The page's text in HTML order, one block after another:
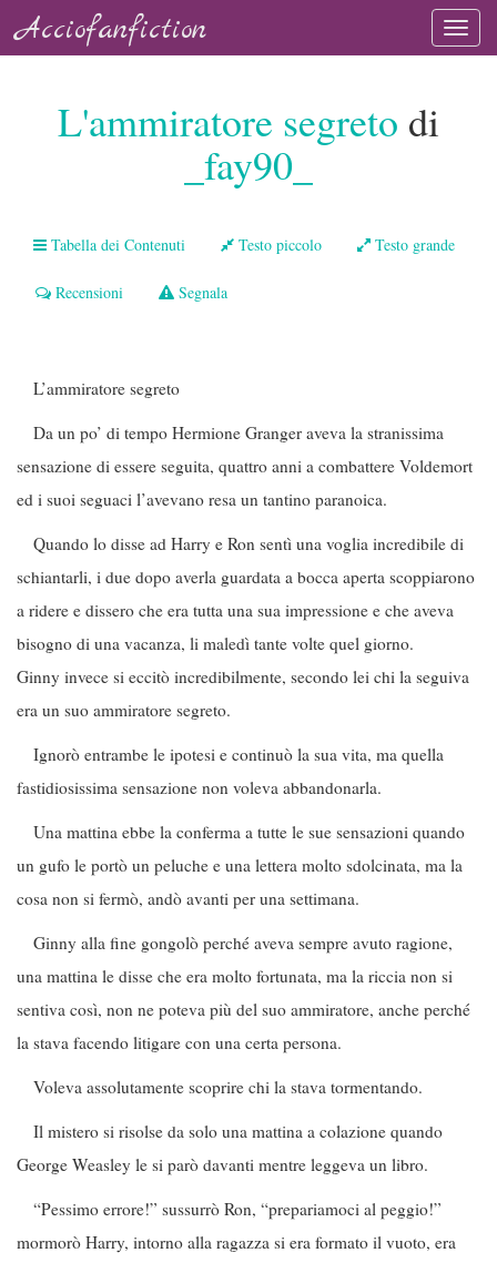
Acciofanfiction
L'ammiratore segreto di
_fay90_
Tabella dei Contenuti Testo piccolo Testo grande
Recensioni Segnala
L’ammiratore segreto
Da un po’ di tempo Hermione Granger aveva la stranissima
sensazione di essere seguita, quattro anni a combattere Voldemort
ed i suoi seguaci l’avevano resa un tantino paranoica.
Quando lo disse ad Harry e Ron sentì una voglia incredibile di
schiantarli, i due dopo averla guardata a bocca aperta scoppiarono
a ridere e dissero che era tutta una sua impressione e che aveva
bisogno di una vacanza, li maledì tante volte quel giorno.
Ginny invece si eccitò incredibilmente, secondo lei chi la seguiva
era un suo ammiratore segreto.
Ignorò entrambe le ipotesi e continuò la sua vita, ma quella
fastidiosissima sensazione non voleva abbandonarla.
Una mattina ebbe la conferma a tutte le sue sensazioni quando
un gufo le portò un peluche e una lettera molto sdolcinata, ma la
cosa non si fermò, andò avanti per una settimana.
Ginny alla fine gongolò perché aveva sempre avuto ragione,
una mattina le disse che era molto fortunata, ma la riccia non si
sentiva così, non ne poteva più del suo ammiratore, anche perché
la stava facendo litigare con una certa persona.
Voleva assolutamente scoprire chi la stava tormentando.
Il mistero si risolse da solo una mattina a colazione quando
George Weasley le si parò davanti mentre leggeva un libro.
“Pessimo errore!” sussurrò Ron, “prepariamoci al peggio!”
mormorò Harry, intorno alla ragazza si era formato il vuoto, era